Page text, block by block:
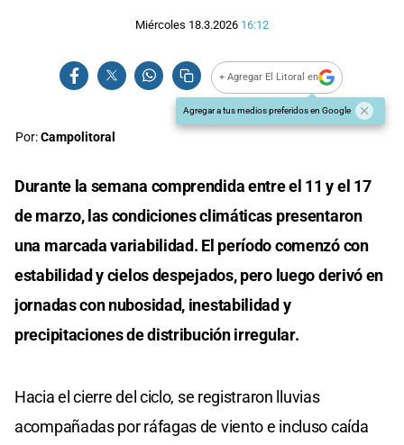
Miércoles 18.3.2026 16:12
+ Agregar El Litoral en
Agregar a tus medios preferidos en Google
Por:Campolitoral
Durante la semana comprendida entre el 11 y el 17
de marzo, las condiciones climáticas presentaron
una marcada variabilidad. El período comenzó con
estabilidad y cielos despejados, pero luego derivó en
jornadas con nubosidad, inestabilidad y
precipitaciones de distribución irregular.
Hacia el cierre del ciclo, se registraron lluvias
acompañadas por ráfagas de viento e incluso caída